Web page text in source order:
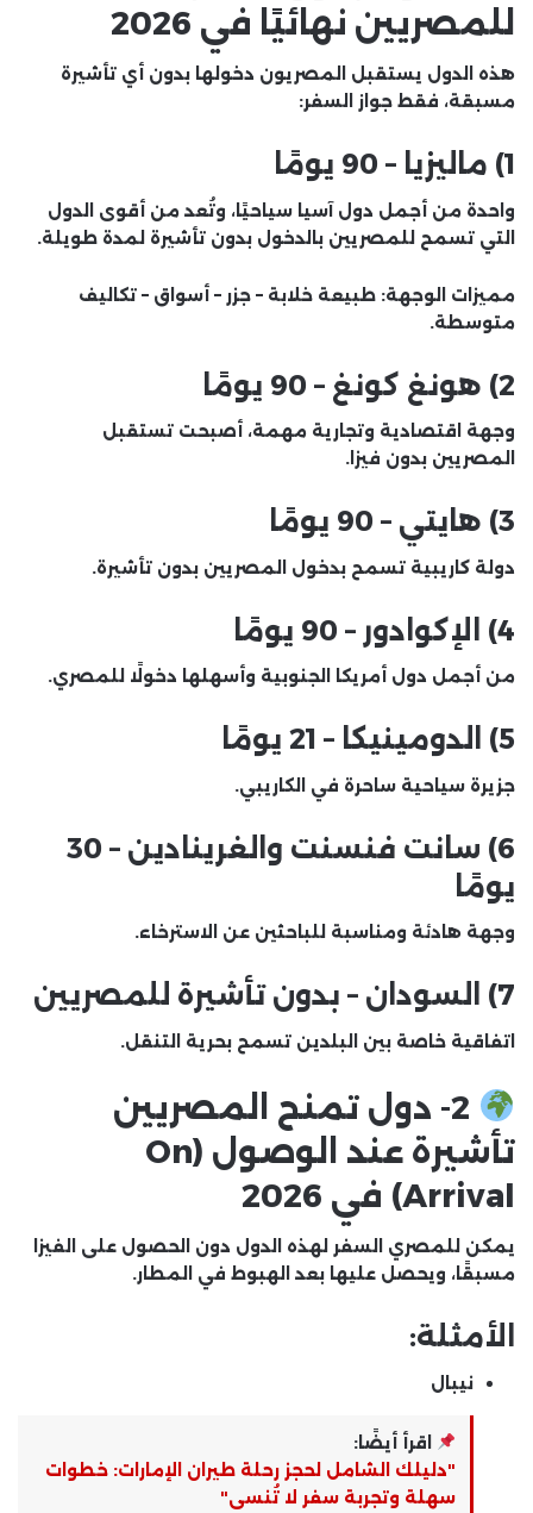
للمصريين نهائيًا في 2026
هذه الدول يستقبل المصريون دخولها بدون أي تأشيرة
مسبقة، فقط جواز السفر:
1) ماليزيا – 90 يومًا
واحدة من أجمل دول آسيا سياحيًا، وتُعد من أقوى الدول
التي تسمح للمصريين بالدخول بدون تأشيرة لمدة طويلة.
مميزات الوجهة: طبيعة خلابة – جزر – أسواق – تكاليف
متوسطة.
2) هونغ كونغ – 90 يومًا
وجهة اقتصادية وتجارية مهمة، أصبحت تستقبل
المصريين بدون فيزا.
3) هايتي – 90 يومًا
دولة كاريبية تسمح بدخول المصريين بدون تأشيرة.
4) الإكوادور – 90 يومًا
من أجمل دول أمريكا الجنوبية وأسهلها دخولًا للمصري.
5) الدومينيكا – 21 يومًا
جزيرة سياحية ساحرة في الكاريبي.
6) سانت فنسنت والغرينادين – 30
يومًا
وجهة هادئة ومناسبة للباحثين عن الاسترخاء.
7) السودان – بدون تأشيرة للمصريين
اتفاقية خاصة بين البلدين تسمح بحرية التنقل.
2- دول تمنح المصريين
تأشيرة عند الوصول (On
Arrival) في 2026
يمكن للمصري السفر لهذه الدول دون الحصول على الفيزا
مسبقًا، ويحصل عليها بعد الهبوط في المطار.
الأمثلة:
نيبال
اقرأ أيضًا:
"دليلك الشامل لحجز رحلة طيران الإمارات: خطوات
سهلة وتجربة سفر لا تُنسى"